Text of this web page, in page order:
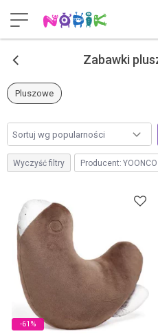
< Zabawki
Pluszowe
Wyczyść filtry Producent: YOONCO
-61%